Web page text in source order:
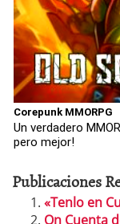
Corepunk MMORPG
Un verdadero
pero mejor!
Publicaciones
«Tenlo en
On Cuenta